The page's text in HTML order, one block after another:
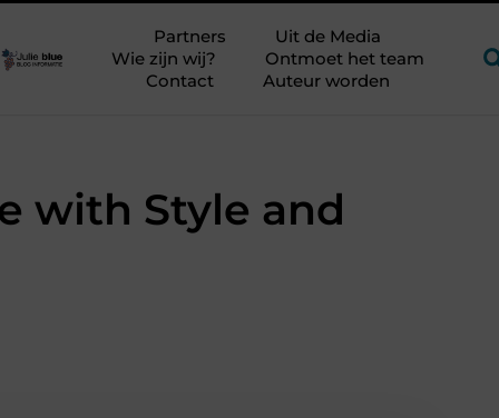
Partners
Uit de Media
Wie zijn wij?
Ontmoet het team
Contact
Auteur worden
with Style and